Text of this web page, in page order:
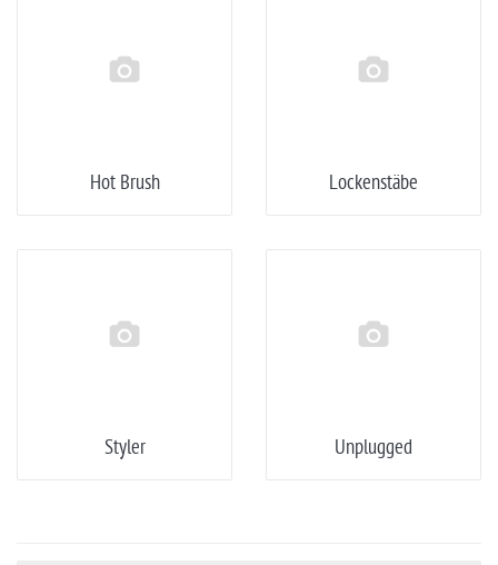
Hot Brush Lockenstäbe
Styler Unplugged